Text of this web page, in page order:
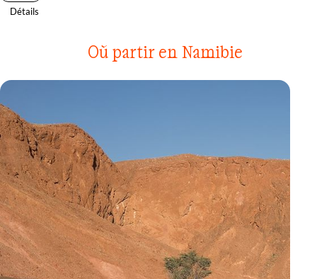
Détails
Où partir en Namibie